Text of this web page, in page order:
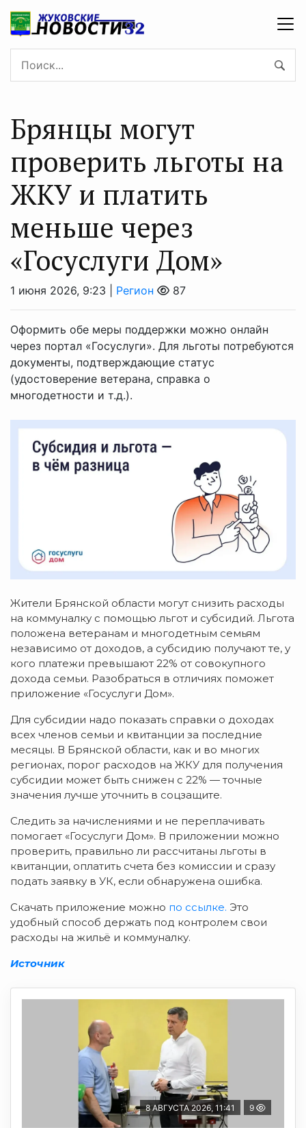
Брянцы могут
проверить льготы на
ЖКУ и платить
меньше через
«Госуслуги Дом»
1 июня 2026, 9:23 | Регион 87
Оформить обе меры поддержки можно онлайн
через портал «Госуслуги». Для льготы потребуются
документы, подтверждающие статус
(удостоверение ветерана, справка о
многодетности и т.д.).
Жители Брянской области могут снизить расходы
на коммуналку с помощью льгот и субсидий. Льгота
положена ветеранам и многодетным семьям
независимо от доходов, а субсидию получают те, у
кого платежи превышают 22% от совокупного
дохода семьи. Разобраться в отличиях поможет
приложение «Госуслуги Дом».
Для субсидии надо показать справки о доходах
всех членов семьи и квитанции за последние
месяцы. В Брянской области, как и во многих
регионах, порог расходов на ЖКУ для получения
субсидии может быть снижен с 22% — точные
значения лучше уточнить в соцзащите.
Следить за начислениями и не переплачивать
помогает «Госуслуги Дом». В приложении можно
проверить, правильно ли рассчитаны льготы в
квитанции, оплатить счета без комиссии и сразу
подать заявку в УК, если обнаружена ошибка.
Скачать приложение можно по ссылке. Это
удобный способ держать под контролем свои
расходы на жильё и коммуналку.
Источник
8 АВГУСТА 2026, 11:41 9